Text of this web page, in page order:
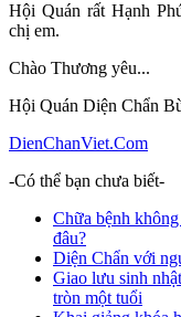
Hội Quán rất Hạnh
chị em.
Chào Thương yêu...
Hội Quán Diện Chẩn
DienChanViet.Com
-Có thể bạn chưa biết-
Chữa bệnh
đâu?
Diện Chẩn với
Giao lưu sinh
tròn một tuổi